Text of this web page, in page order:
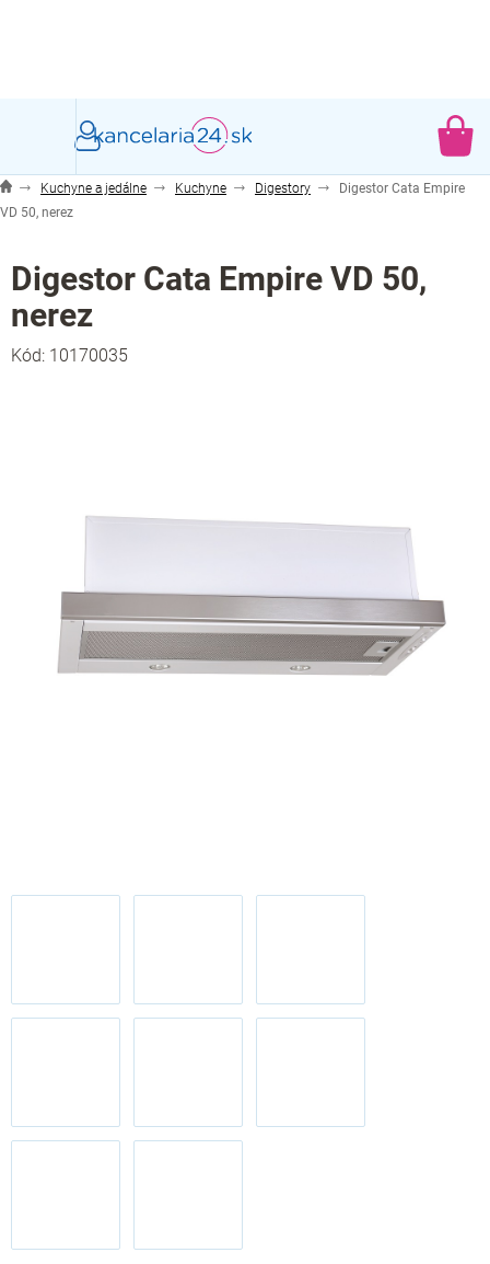
Kuchyne a jedálne Kuchyne Digestory
Digestor Cata Empire
VD 50, nerez
Digestor Cata Empire VD 50,
nerez
Kód: 10170035